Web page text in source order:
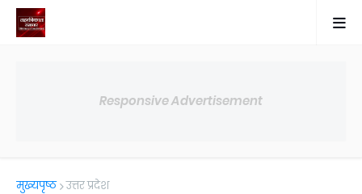
Responsive Advertisement
मुख्यपृष्ठ उत्तर प्रदेश